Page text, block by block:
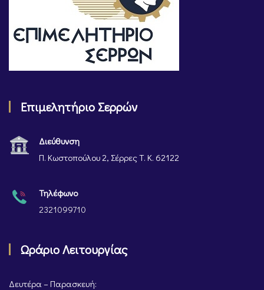
Επιμελητήριο Σερρών
Διεύθυνση
Π. Κωστοπούλου 2, Σέρρες Τ. Κ. 62122
Τηλέφωνο
2321099710
Ωράριο Λειτουργίας
Δευτέρα – Παρασκευή: